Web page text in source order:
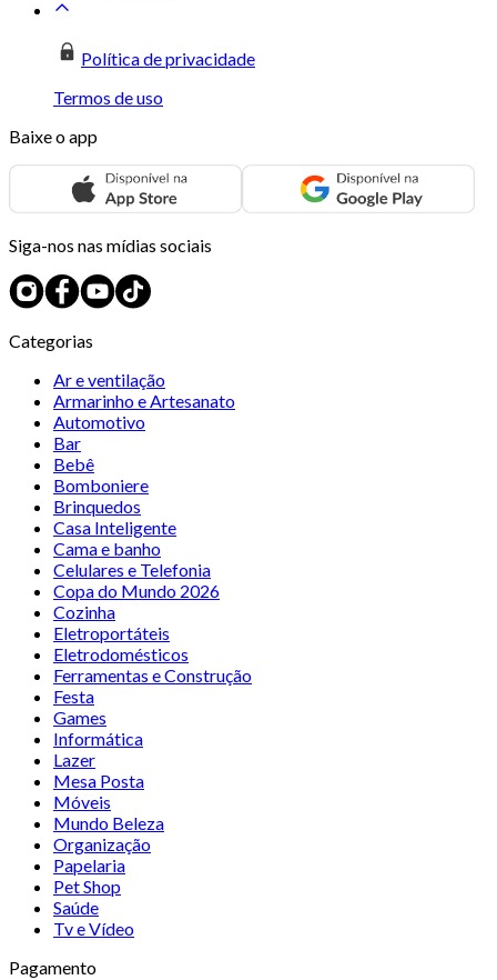
Política de privacidade
Termos de uso
Baixe o app
Siga-nos nas mídias sociais
Categorias
Ar e ventilação
Armarinho e Artesanato
Automotivo
Bar
Bebê
Bomboniere
Brinquedos
Casa Inteligente
Cama e banho
Celulares e Telefonia
Copa do Mundo 2026
Cozinha
Eletroportáteis
Eletrodomésticos
Ferramentas e Construção
Festa
Games
Informática
Lazer
Mesa Posta
Móveis
Mundo Beleza
Organização
Papelaria
Pet Shop
Saúde
Tv e Vídeo
Pagamento